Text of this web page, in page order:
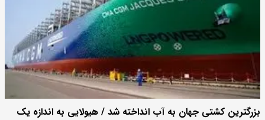
بزرگترین کشتی جهان به آب انداخته شد / هیولایی به اندازه یک